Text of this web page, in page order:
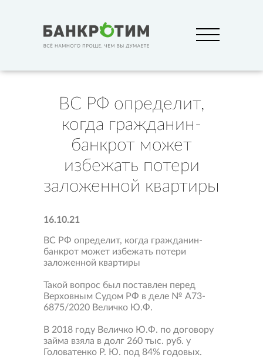
ВС РФ определит,
когда гражданин-
банкрот может
избежать потери
заложенной квартиры
16.10.21
ВС РФ определит, когда гражданин-
банкрот может избежать потери
заложенной квартиры
Такой вопрос был поставлен перед
Верховным Судом РФ в деле № А73-
6875/2020 Величко Ю.Ф.
В 2018 году Величко Ю.Ф. по договору
займа взяла в долг 260 тыс. руб. у
Головатенко Р. Ю. под 84% годовых.